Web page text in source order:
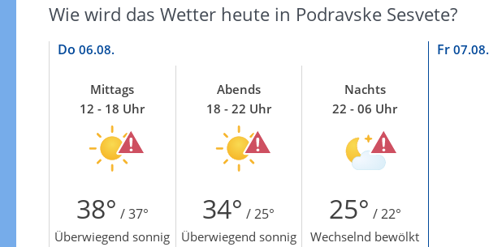
Wie wird das Wetter heute in Podravske Sesvete?
Do 06.08. Fr 07.08.
Mittags
12 - 18 Uhr
Abends
18 - 22 Uhr
Nachts
22 - 06 Uhr
38° / 37° 34° / 25° 25° / 22°
Überwiegend sonnig Überwiegend sonnig Wechselnd bewölkt